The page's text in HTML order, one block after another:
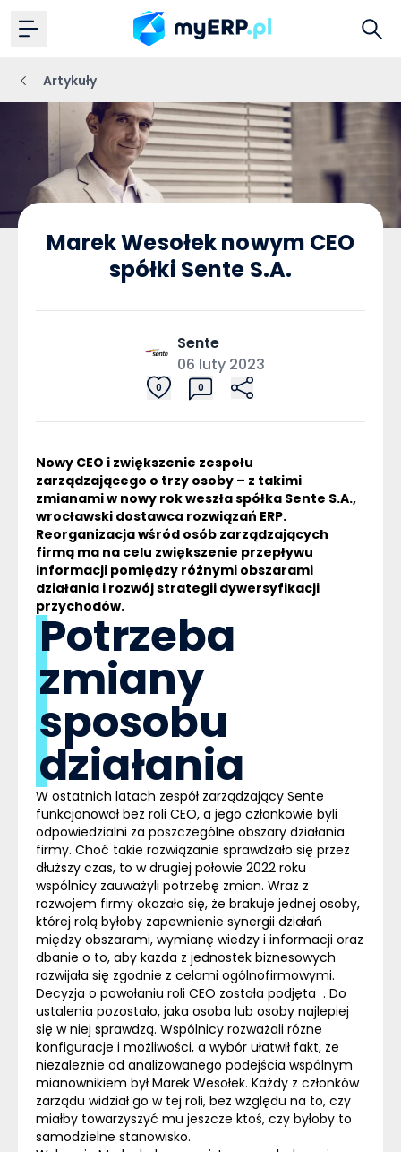
Artykuły
Marek Wesołek nowym CEO
spółki Sente S.A.
Sente
06 luty 2023
0 0
Nowy CEO i zwiększenie zespołu
zarządzającego o trzy osoby – z takimi
zmianami w nowy rok weszła spółka Sente S.A.,
wrocławski dostawca rozwiązań ERP.
Reorganizacja wśród osób zarządzających
firmą ma na celu zwiększenie przepływu
informacji pomiędzy różnymi obszarami
działania i rozwój strategii dywersyfikacji
przychodów.
Potrzeba
zmiany
sposobu
działania
W ostatnich latach zespół zarządzający Sente
funkcjonował bez roli CEO, a jego członkowie byli
odpowiedzialni za poszczególne obszary działania
firmy. Choć takie rozwiązanie sprawdzało się przez
dłuższy czas, to w drugiej połowie 2022 roku
wspólnicy zauważyli potrzebę zmian. Wraz z
rozwojem firmy okazało się, że brakuje jednej osoby,
której rolą byłoby zapewnienie synergii działań
między obszarami, wymianę wiedzy i informacji oraz
dbanie o to, aby każda z jednostek biznesowych
rozwijała się zgodnie z celami ogólnofirmowymi.
Decyzja o powołaniu roli CEO została podjęta . Do
ustalenia pozostało, jaka osoba lub osoby najlepiej
się w niej sprawdzą. Wspólnicy rozważali różne
konfiguracje i możliwości, a wybór ułatwił fakt, że
niezależnie od analizowanego podejścia wspólnym
mianownikiem był Marek Wesołek. Każdy z członków
zarządu widział go w tej roli, bez względu na to, czy
miałby towarzyszyć mu jeszcze ktoś, czy byłoby to
samodzielne stanowisko.